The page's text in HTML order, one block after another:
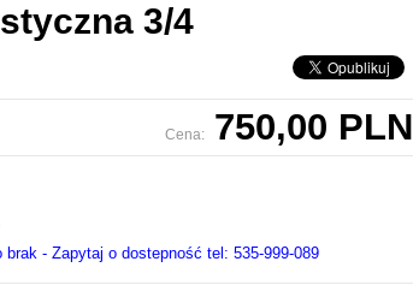
3/4
Cena: 750,00 PLN
brak - Zapytaj o dostepność tel: 535-999-089